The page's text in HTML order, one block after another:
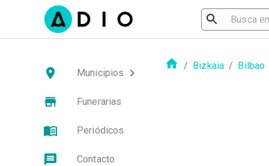
Municipios
Funerarias
Periódicos
Contacto
/ Bizkaia / Bilbao